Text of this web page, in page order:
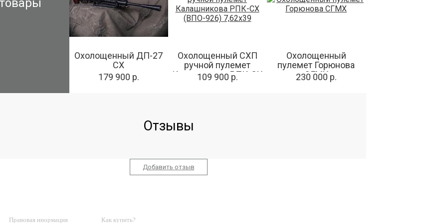
товары
Охолощенный ДП-27
СХ
179 900 р.
Охолощенный СХП
ручной пулемет
Калашникова РПК-СХ
(ВПО-926) 7,62x39
109 900 р.
Охолощенный
пулемет Горюнова
СГМХ
230 000 р.
Отзывы
Добавить отзыв
Правовая инормация
Как купить?